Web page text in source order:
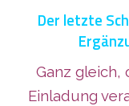
Der letzte
Ganz gleich,
Einladung